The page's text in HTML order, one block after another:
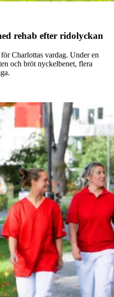
rehab efter ridolyckan
Charlottas vardag. Under en
och bröt nyckelbenet, flera